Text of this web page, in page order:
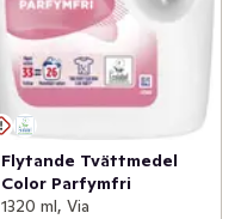
Flytande Tvättmedel
Color Parfymfri
1320 ml, Via